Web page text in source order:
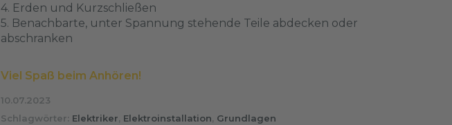
4. Erden und Kurzschließen
5. Benachbarte, unter Spannung stehende Teile abdecken oder
abschranken
Viel Spaß beim Anhören!
10.07.2023
Schlagwörter: Elektriker, Elektroinstallation, Grundlagen